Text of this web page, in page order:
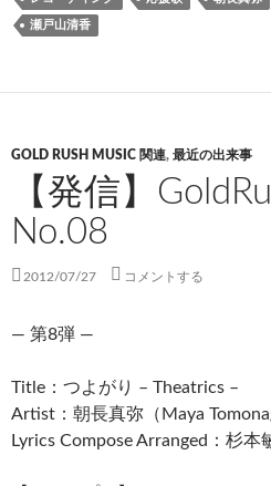
瀬戸山清香
GOLD RUSH MUSIC 関連, 最近の出来事
【発信】
No.08
2012/07/27 コメントする
— 第8弾 —
Title：つよがり – Theatrics –
Artist：朝長真弥（Maya
Lyrics Compose Arranged：杉本